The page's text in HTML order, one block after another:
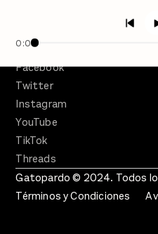
0:00
Facebook
Twitter
Instagram
YouTube
TikTok
Threads
Gatopardo © 2024. Todos
Términos y Condiciones